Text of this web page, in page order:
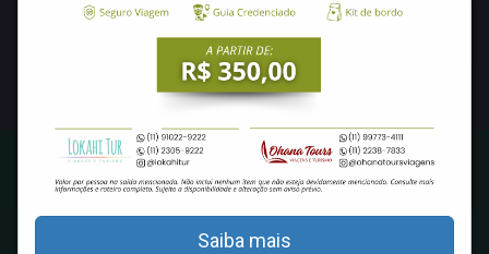
DESTAQUES
Saiba Mais
Saiba mais